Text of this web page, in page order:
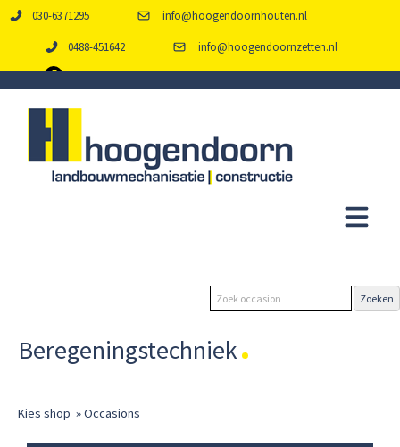
030-6371295 info@hoogendoornhouten.nl
0488-451642 info@hoogendoornzetten.nl
Beregeningstechniek
Kies shop »Occasions